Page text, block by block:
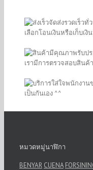
จัดส่งรวดเร็วทั่
เลือกโอนเงินหรือเก็บเงิ
รับป
เรามีการตรวจสอบสินค้
พนักงาน
เป็นกันเอง ^^
หมวดหมู่นาฬิกา
BENYAR CUENA